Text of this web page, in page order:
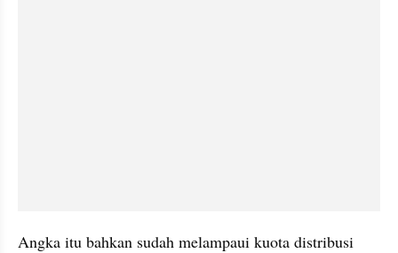
Angka itu bahkan sudah melampaui kuota distribusi